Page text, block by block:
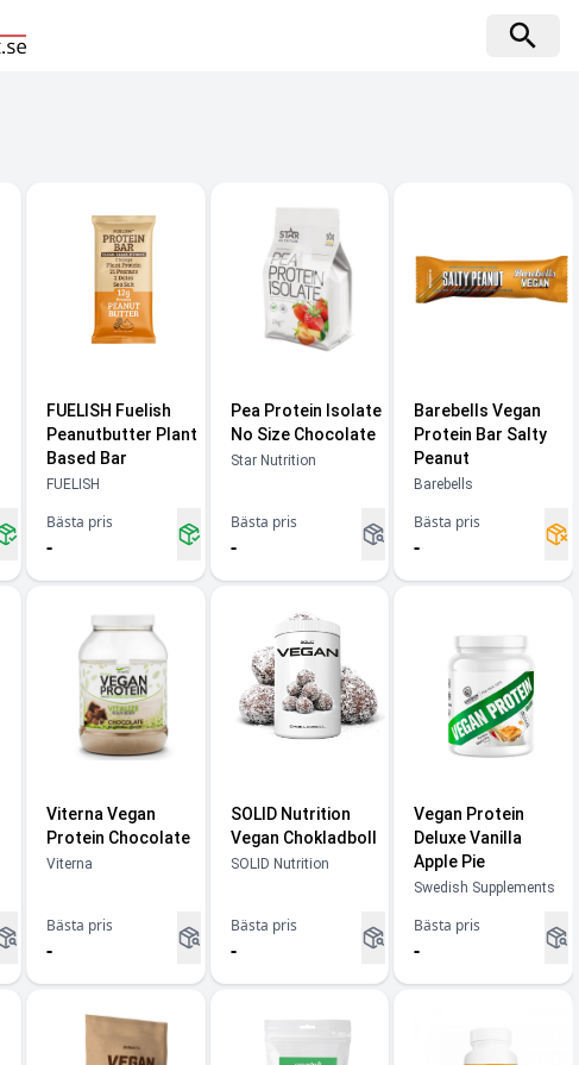
FUELISH Fuelish
Peanutbutter Plant
Based Bar
FUELISH
Bästa pris
-
Pea Protein Isolate
No Size Chocolate
Star Nutrition
Bästa pris
-
Barebells Vegan
Protein Bar Salty
Peanut
Barebells
Bästa pris
-
Viterna Vegan
Protein Chocolate
Viterna
Bästa pris
-
SOLID Nutrition
Vegan Chokladboll
SOLID Nutrition
Bästa pris
-
Vegan Protein
Deluxe Vanilla
Apple Pie
Swedish Supplements
Bästa pris
-